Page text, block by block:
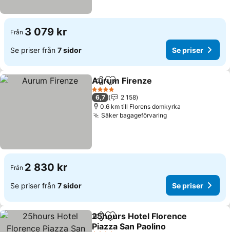
Från 3 079 kr
Se priser från 7 sidor Se priser
Dela Lägg till i Mina Favoriter
Aurum Firenze
4 Stjärnor
6,7
2 158
0.6 km till Florens domkyrka
Säker bagageförvaring
Från 2 830 kr
Se priser från 7 sidor Se priser
Dela Lägg till i Mina Favoriter
25hours Hotel Florence
Piazza San Paolino